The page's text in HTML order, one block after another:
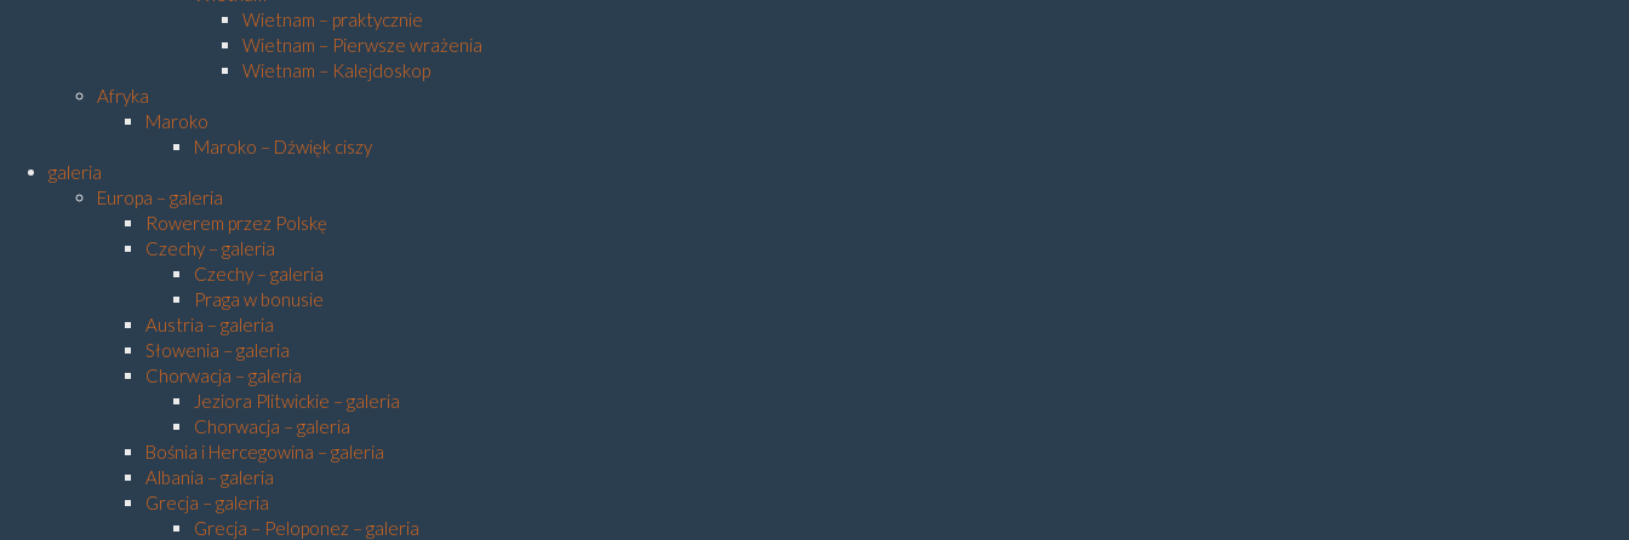
Wietnam – praktycznie
Wietnam – Pierwsze wrażenia
Wietnam – Kalejdoskop
Afryka
Maroko
Maroko – Dźwięk ciszy
galeria
Europa – galeria
Rowerem przez Polskę
Czechy – galeria
Czechy – galeria
Praga w bonusie
Austria – galeria
Słowenia – galeria
Chorwacja – galeria
Jeziora Plitwickie – galeria
Chorwacja – galeria
Bośnia i Hercegowina – galeria
Albania – galeria
Grecja – galeria
Grecja – Peloponez – galeria